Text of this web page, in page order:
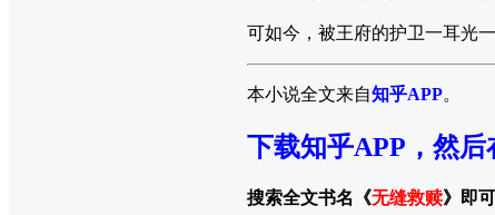
可如今，被王府的护卫一耳光
本小说全文来自知乎APP。
下载知乎APP，然
搜索全文书名《无缝救赎》即